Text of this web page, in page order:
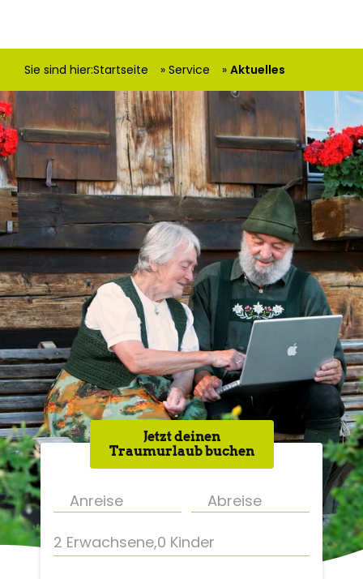
Sie sind hier:Startseite Service Aktuelles
Jetzt deinen
Traumurlaub buchen
2 Erwachsene,0 Kinder